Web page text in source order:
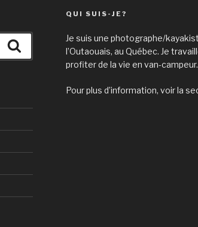
Recherche
QUI SUIS-JE?
Je suis une photographe/
l’Outaouais, au Québec. Je
profiter de la vie en van-
Pour plus d’information, voir la